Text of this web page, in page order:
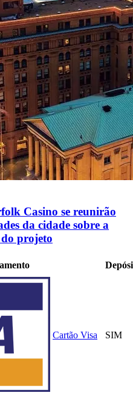
Casino se reunirão
da cidade sobre a
projeto
Cartão Visa SIM